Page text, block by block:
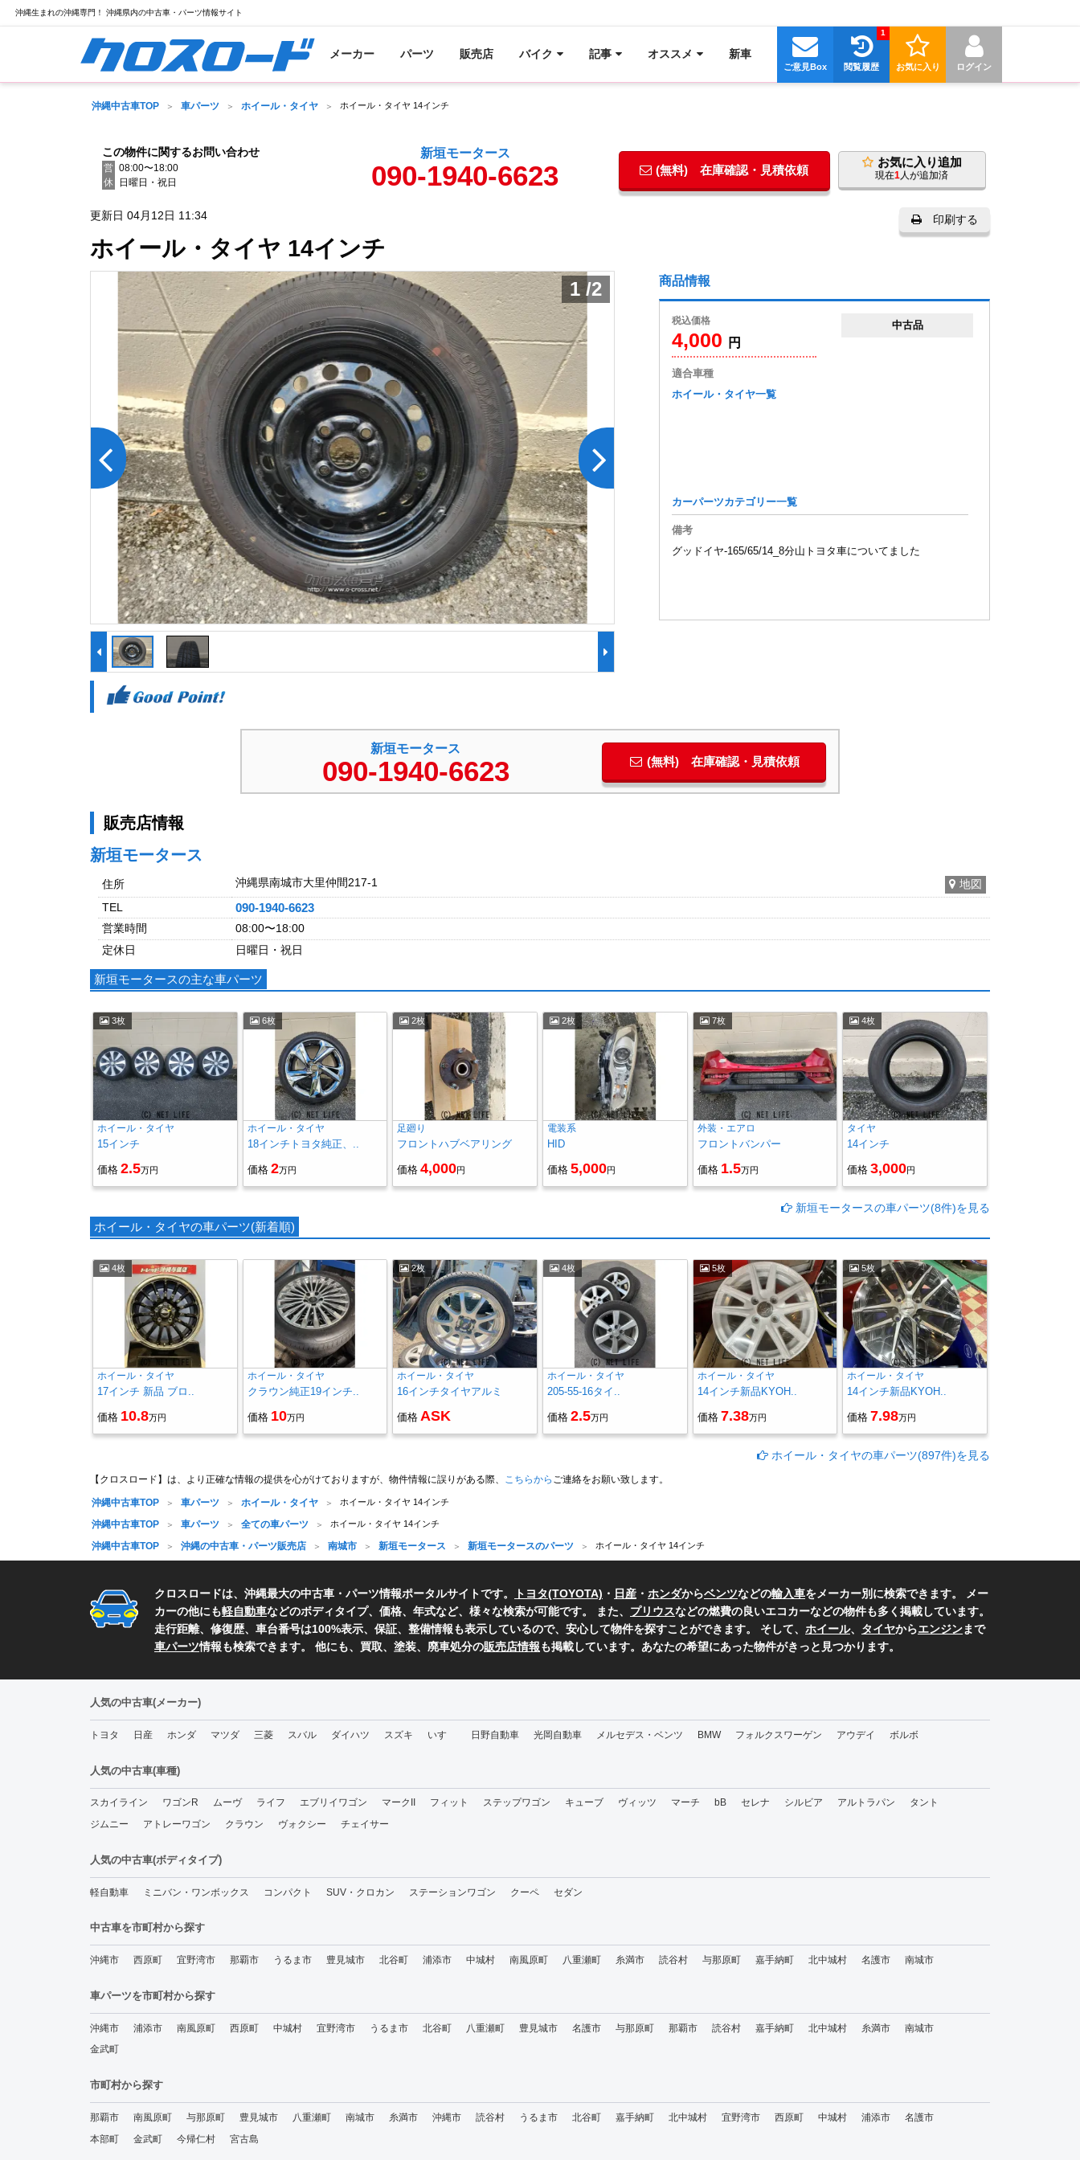
沖縄生まれの沖縄専門！ 沖縄県内の中古車・パーツ情報サイト
メーカー パーツ 販売店 バイク 記事 オススメ 新車
ログイン
お気に入り
閲覧履歴
1
ご意見Box
沖縄中古車TOP 車パーツ ホイール・タイヤ ホイール・タイヤ 14インチ
この物件に関するお問い合わせ
営 08:00〜18:00
休
日曜日・祝日
新垣モータース
090-1940-6623 (無料) 在庫確認・見積依頼
お気に入り追加
現在1人が追加済
更新日 04月12日 11:34 印刷する
ホイール・タイヤ 14インチ
商品情報
税込価格
4,000 円
中古品
適合車種
ホイール・タイヤ一覧
カーパーツカテゴリー一覧
備考
グッドイヤ-165/65/14_8分山トヨタ車についてました
1/2
新垣モータース
090-1940-6623 (無料) 在庫確認・見積依頼
販売店情報
新垣モータース
住所 沖縄県南城市大里仲間217-1
地図
TEL
090-1940-6623
営業時間
08:00〜18:00
定休日
日曜日・祝日
新垣モータースの主な車パーツ
3枚
ホイール・タイヤ
15インチ
価格 2.5万円
6枚
ホイール・タイヤ
18インチトヨタ純正、..
価格 2万円
2枚
足廻り
フロントハブベアリング
価格 4,000円
2枚
電装系
HID
価格 5,000円
7枚
外装・エアロ
フロントバンパー
価格 1.5万円
4枚
タイヤ
14インチ
価格 3,000円
新垣モータースの車パーツ(8件)を見る
ホイール・タイヤの車パーツ(新着順)
4枚
ホイール・タイヤ
17インチ 新品 ブロ..
価格 10.8万円
ホイール・タイヤ
クラウン純正19インチ..
価格 10万円
2枚
ホイール・タイヤ
16インチタイヤアルミ
価格 ASK
4枚
ホイール・タイヤ
205-55-16タイ..
価格 2.5万円
5枚
ホイール・タイヤ
14インチ新品KYOH..
価格 7.38万円
5枚
ホイール・タイヤ
14インチ新品KYOH..
価格 7.98万円
ホイール・タイヤの車パーツ(897件)を見る
【クロスロード】は、より正確な情報の提供を心がけておりますが、物件情報に誤りがある際、 こちらから ご連絡をお願い致します。
沖縄中古車TOP 車パーツ ホイール・タイヤ ホイール・タイヤ 14インチ
沖縄中古車TOP 車パーツ 全ての車パーツ ホイール・タイヤ 14インチ
沖縄中古車TOP 沖縄の中古車・パーツ販売店 南城市 新垣モータース 新垣モータースのパーツ ホイール・タイヤ 14インチ
クロスロードは、沖縄最大の中古車・パーツ情報ポータルサイトです。 トヨタ(TOYOTA) ・ 日産 ・ ホンダからベンツなどの輸入車をメーカー別に検索できます。 メー
カーの他にも軽自動車などのボディタイプ、価格、年式など、様々な検索が可能です。 また、 プリウスなどの燃費の良いエコカーなどの物件も多く掲載しています。
走行距離、修復歴、車台番号は100%表示、保証、整備情報も表示しているので、安心して物件を探すことができます。 そして、 ホイール、 タイヤからエンジンまで
車パーツ情報も検索できます。 他にも、買取、塗装、廃車処分の販売店情報も掲載しています。あなたの希望にあった物件がきっと見つかります。
人気の中古車(メーカー)
トヨタ 日産 ホンダ マツダ 三菱 スバル ダイハツ スズキ いすゞ 日野自動車 光岡自動車 メルセデス・ベンツ BMW フォルクスワーゲン アウデイ ボルボ
人気の中古車(車種)
スカイライン ワゴンR ムーヴ ライフ エブリイワゴン マークII フィット ステップワゴン キューブ ヴィッツ マーチ bB セレナ シルビア アルトラパン
タント
ジムニー
アトレーワゴン クラウン ヴォクシー チェイサー
人気の中古車(ボディタイプ)
軽自動車 ミニバン・ワンボックス コンパクト SUV・クロカン ステーションワゴン クーペ セダン
中古車を市町村から探す
沖縄市 西原町 宜野湾市 那覇市 うるま市 豊見城市 北谷町 浦添市 中城村 南風原町 八重瀬町 糸満市 読谷村 与那原町 嘉手納町 北中城村 名護市 南城市
車パーツを市町村から探す
沖縄市 浦添市 南風原町 西原町 中城村 宜野湾市 うるま市 北谷町 八重瀬町 豊見城市 名護市 与那原町 那覇市 読谷村 嘉手納町 北中城村 糸満市
南城市
金武町
市町村から探す
那覇市 南風原町 与那原町 豊見城市 八重瀬町 南城市 糸満市 沖縄市 読谷村 うるま市 北谷町 嘉手納町 北中城村 宜野湾市 西原町 中城村 浦添市
名護市
本部町
金武町 今帰仁村 宮古島